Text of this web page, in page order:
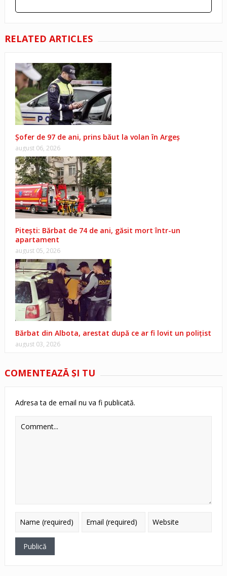
RELATED ARTICLES
Șofer de 97 de ani, prins băut la volan în Argeș
august 06, 2026
Pitești: Bărbat de 74 de ani, găsit mort într-un
apartament
august 05, 2026
Bărbat din Albota, arestat după ce ar fi lovit un polițist
august 03, 2026
COMENTEAZĂ ŞI TU
Adresa ta de email nu va fi publicată.